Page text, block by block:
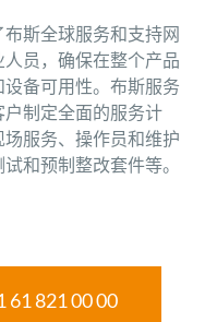
斯全球服务和支持网
员，确保在整个产品
备可用性。布斯服务
户制定全面的服务计
服务、操作员和维护
和预制整改套件等。
61 821 00 00